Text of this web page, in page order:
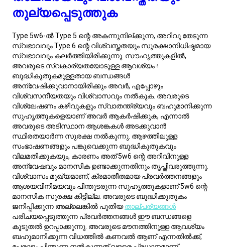
ബുദ്ധികുതുകവും മാനസിക സുരക്ഷയും തുല്യപ്പെടുത്താൻ,
5w6- സ്അക്കുണ്ടായ സൗഹൃദങ്ങൾ വളരെ പ്രയോജനകരവും
5w6ന്റെ എനിയഗ്രാം സമീപനം
ജീവിതത്തിലേക്ക്
എനിയഗ്രാം 5w6 വ്യക്തിത്വമുള്ള വ്യക്തികൾ മാനസിക
കൗതുകവും സുരക്ഷയുടെ മൂർച്ചയുമുള്ള സവിശേഷമായ
മിശ്രണവുമായി ജീവിതം navigates ചെയ്യുന്നു. അവരുടെ 5
തരം വിഭാവന വസ്തുതയിൽ അവർയ്ക്ക് സമീപണനം
ആവശ്യമുള്ളവർക്കായി കൂടുതൽ അറിവും ബോധവും
തേടാനുള്ള പ്രേരണ നൽകുന്നു. ശാസ്ത്രം, സാങ്കേതിക വിദ്യ,
തത്ത്വചിന്ത എന്നിവ പോലുള്ള സങ്കീർണ്ണ വിഷയങ്ങളിൽ
അവർ കൂടുതൽ മാത്രെയും വിശദമായും ആശയവിനിമയം
കഴിയും. എന്നാൽ, 6-കൂട്ടുമായി വരെ ഒരു പ്രാച്ചികതയുടെ
പാളിഞ്ഞിട്ടുള്ളതാണ്, അവരെ അവരുടെ洞察ങ്ങൾ
പ്രയോഗയോഗ്യമാക്കുന്ന രീതിയിൽ ഡ്രൈവ് ചെയ്യുന്ന
സുരക്ഷയുടെ ഒരു അന്യമായ പ്രക്രിയയുണ്ട്. ഈ മിശ്രണം
അവരെ വിശകലനം ചെയ്യുന്ന, നിരീക്ഷിക്കുന്ന,
വിദഗ്ധമായുള്ളതും അവരുടെ പരിസ്ഥിതിയുടെ
പ്രവർത്തനക്ഷമതയും സുരക്ഷയുമുള്ള മേഖലയിൽ
ഉയർത്തിക്കാട്ടുന്നതുമാണ്. സ്വാതന്ത്ര്യവുംഏകാന്തത
们喜欢的尽管，5w6 കഴിവുള്ള സമീപനത്തിൽ
വ്യത്യാസപ്പെടുന്നു, പലപ്പോഴും സാമൂഹിക ഘടനകൾ